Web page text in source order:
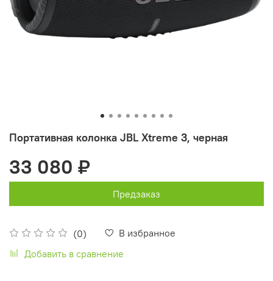
Портативная колонка JBL Xtreme 3, черная
(0)
В избранное
Добавить в сравнение
33 080 ₽
Предзаказ